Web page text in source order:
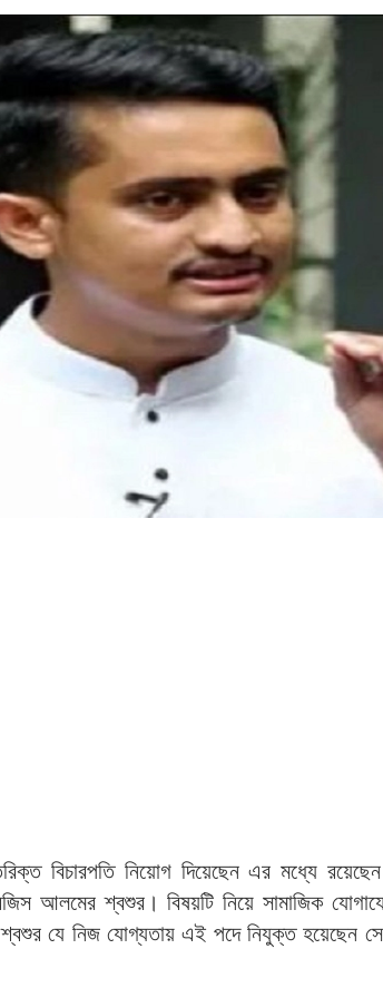
বিচারপতি নিয়োগ দিয়েছেন এর মধ্যে
আলমের শ্বশুর। বিষয়টি নিয়ে সামাজিক
যে নিজ যোগ্যতায় এই পদে নিযুক্ত হয়েছেন সে